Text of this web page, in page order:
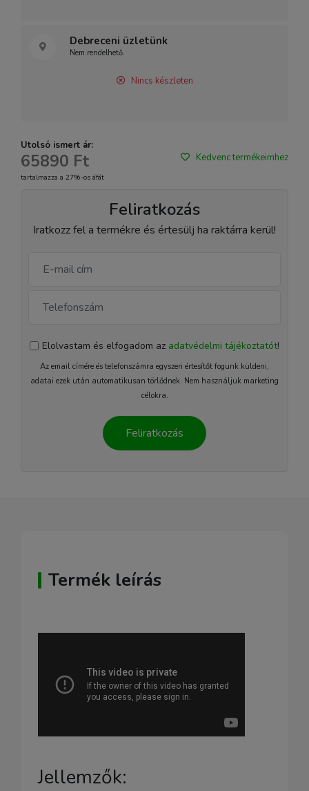
Debreceni üzletünk
Nem rendelhető.
Nincs készleten
Utolsó ismert ár:
65890 Ft
tartalmazza a 27%-os áfát
Kedvenc termékeimhez
Feliratkozás
Iratkozz fel a termékre és értesülj ha raktárra kerül!
Elolvastam és elfogadom az adatvédelmi tájékoztatót!
Az email címére és telefonszámra egyszeri értesítőt fogunk küldeni,
adatai ezek után automatikusan törlődnek. Nem használjuk marketing
célokra.
Feliratkozás
Termék leírás
Jellemzők: